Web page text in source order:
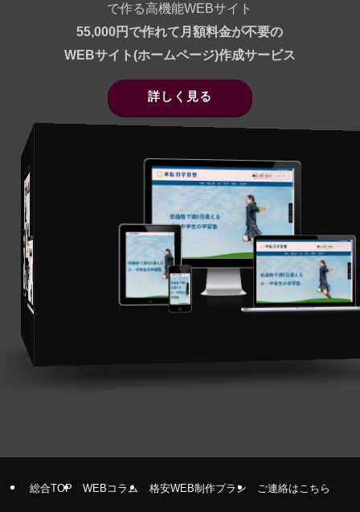
で作る高機能WEBサイト
55,000円で作れて月額料金が不要の
WEBサイト(ホームページ)作成サービス
詳しく見る
総合TOP WEBコラム 格安WEB制作プラン ご連絡はこちら